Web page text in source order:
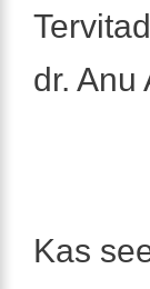
dr. Anu
Kas